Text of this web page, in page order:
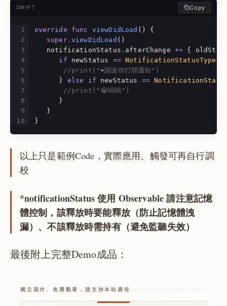
SWIFT Copy
override func viewDidLoad ()
{
super. viewDidLoad ()
notificationStatus . afterChange += {
if
newStatus == NotificationStatusType
//print("❤️謝謝你打開通知")
}
else if newStatus ==
//print("😭嗚嗚")
}
}
}
以上只是範例Code，實際應用、觸發可再自行調
校
*notificationStatus 使用 Observable 請注意記憶
體控制，該釋放時要能釋放（防止記憶體洩
漏）、不該釋放時需持有（避免監聽失效）
最後附上完整Demo成品：
獨立寫作、免費觀看，請支持本站廣告